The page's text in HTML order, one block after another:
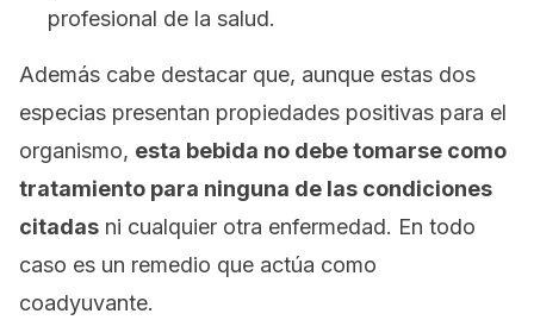
profesional de la salud.
Además cabe destacar que, aunque estas dos
especias presentan propiedades positivas para el
organismo, esta bebida no debe tomarse como
tratamiento para ninguna de las condiciones
citadas ni cualquier otra enfermedad. En todo
caso es un remedio que actúa como
coadyuvante.